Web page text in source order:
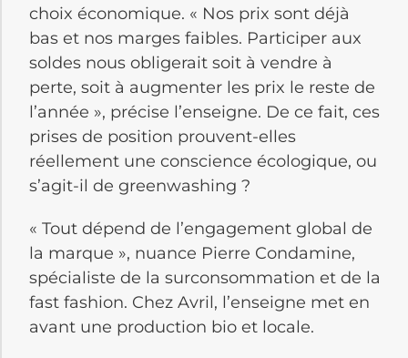
choix économique. « Nos prix sont déjà
bas et nos marges faibles. Participer aux
soldes nous obligerait soit à vendre à
perte, soit à augmenter les prix le reste de
l’année », précise l’enseigne. De ce fait, ces
prises de position prouvent-elles
réellement une conscience écologique, ou
s’agit-il de greenwashing ?
« Tout dépend de l’engagement global de
la marque », nuance Pierre Condamine,
spécialiste de la surconsommation et de la
fast fashion. Chez Avril, l’enseigne met en
avant une production bio et locale.